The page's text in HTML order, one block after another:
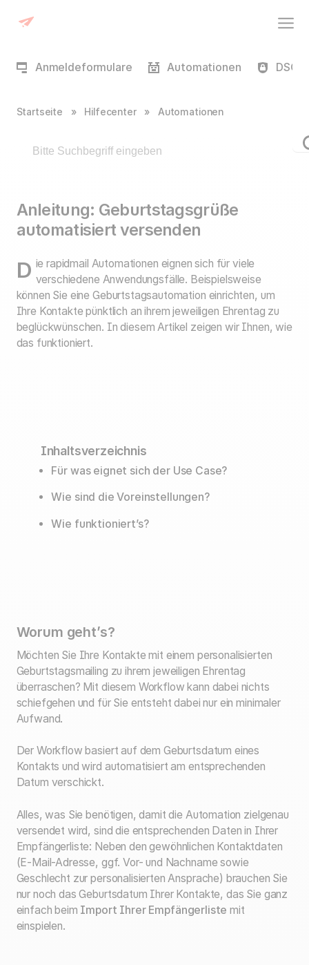
Anmeldeformulare Automationen
Startseite » Hilfecenter » Automationen
Anleitung: Geburtstagsgrüße
automatisiert versenden
Die rapidmail Automationen eignen sich für viele verschiedene Anwendungsfälle. Beispielsweise
können Sie eine Geburtstagsautomation einrichten, um
Ihre Kontakte pünktlich an ihrem jeweiligen Ehrentag zu
beglückwünschen. In diesem Artikel zeigen wir Ihnen, wie
das funktioniert.
Inhaltsverzeichnis
Für was eignet sich der Use Case?
Wie sind die Voreinstellungen?
Wie funktioniert’s?
Worum geht’s?
Möchten Sie Ihre Kontakte mit einem personalisierten
Geburtstagsmailing zu ihrem jeweiligen Ehrentag
überraschen? Mit diesem Workflow kann dabei nichts
schiefgehen und für Sie entsteht dabei nur ein minimaler
Aufwand.
Der Workflow basiert auf dem Geburtsdatum eines
Kontakts und wird automatisiert am entsprechenden
Datum verschickt.
Alles, was Sie benötigen, damit die Automation zielgenau
versendet wird, sind die entsprechenden Daten in Ihrer
Empfängerliste: Neben den gewöhnlichen Kontaktdaten
(E-Mail-Adresse, ggf. Vor- und Nachname sowie
Geschlecht zur personalisierten Ansprache) brauchen Sie
nur noch das Geburtsdatum Ihrer Kontakte, das Sie ganz
einfach beim Import Ihrer Empfängerliste mit
einspielen.